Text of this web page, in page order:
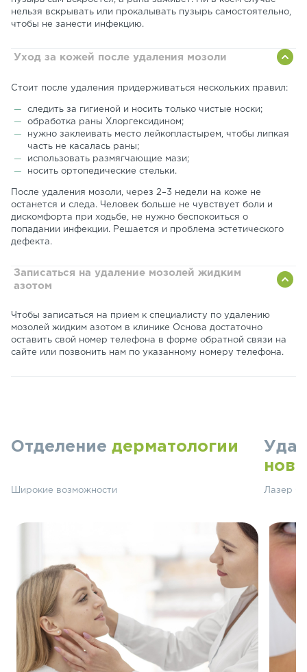
нельзя вскрывать или прокалывать пузырь самостоятельно,
чтобы не занести инфекцию.
Уход за кожей после удаления мозоли
Стоит после удаления придерживаться нескольких правил:
следить за гигиеной и носить только чистые носки;
обработка раны Хлоргексидином;
нужно заклеивать место лейкопластырем, чтобы липкая
часть не касалась раны;
использовать размягчающие мази;
носить ортопедические стельки.
После удаления мозоли, через 2–3 недели на коже не
останется и следа. Человек больше не чувствует боли и
дискомфорта при ходьбе, не нужно беспокоиться о
попадании инфекции. Решается и проблема эстетического
дефекта.
Записаться на удаление мозолей жидким
азотом
Чтобы записаться на прием к специалисту по удалению
мозолей жидким азотом в клинике Основа достаточно
оставить свой номер телефона в форме обратной связи на
сайте или позвонить нам по указанному номеру телефона.
Отделение дерматологии
Широкие возможности Лазер